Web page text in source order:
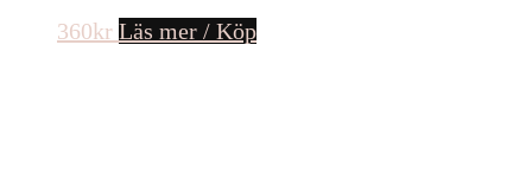
360kr Läs mer / Köp